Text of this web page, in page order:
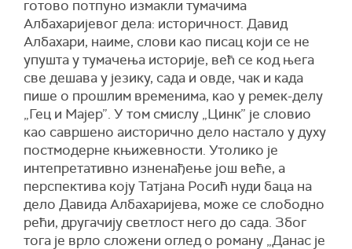
готово потпуно измакли тумачима
Албахаријевог дела: историчност. Давид
Албахари, наиме, слови као писац који се не
упушта у тумачења историје, већ се код њега
све дешава у језику, сада и овде, чак и када
пише о прошлим временима, као у ремек-делу
„Гец и Мајер”. У том смислу „Цинк” је словио
као савршено аисторично дело настало у духу
постмодерне књижевности. Утолико је
интепретативно изненађење још веће, а
перспектива коју Татјана Росић нуди баца на
дело Давида Албахаријева, може се слободно
рећи, другачију светлост него до сада. Због
тога је врло сложени оглед о роману „Данас је